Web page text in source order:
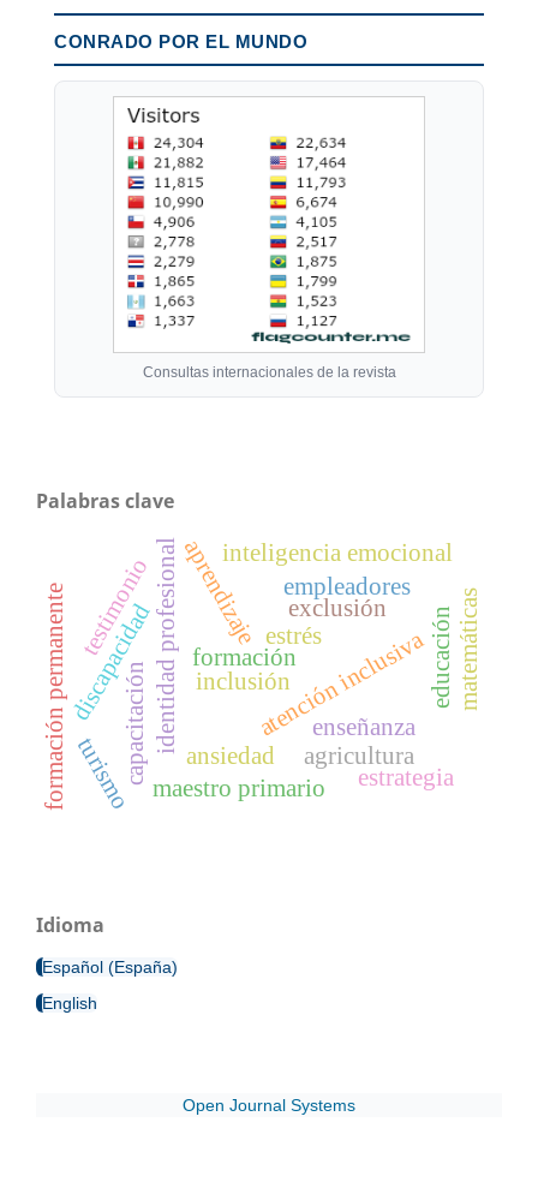
CONRADO POR EL MUNDO
Consultas internacionales de la revista
Palabras clave
formaciónatención inclusiva
identidad profesional enseñanza
aprendizaje
inclusión
exclusión
discapacidad
capacitación
estrés
ansiedad
formación permanente maestro primario
agricultura
turismo
inteligencia emocional
educación
empleadores
estrategia
matemáticas
testimonio
Idioma
Español (España)
English
Open Journal Systems